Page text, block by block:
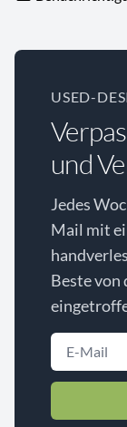
USED-
und
Jedes
Mail mit
Beste von